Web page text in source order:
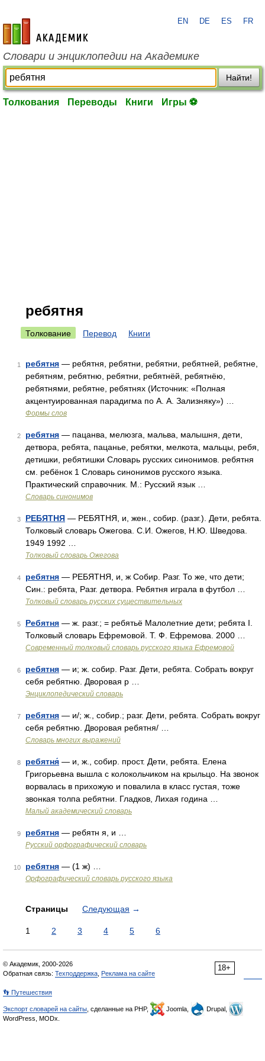
academic.ru
EN DE ES FR
Словари и энциклопедии на Академике
Найти!
Толкования Переводы Книги Игры ⚽
ребятня
Толкование Перевод Книги
1 ребятня — ребятня, ребятни, ребятни, ребятней, ребятне,
ребятням, ребятню, ребятни, ребятнёй, ребятнёю,
ребятнями, ребятне, ребятнях (Источник: «Полная
акцентуированная парадигма по А. А. Зализняку») …
Формы слов
2 ребятня — пацанва, мелюзга, мальва, малышня, дети,
детвора, ребята, пацанье, ребятки, мелкота, мальцы, ребя,
детишки, ребятишки Словарь русских синонимов. ребятня
см. ребёнок 1 Словарь синонимов русского языка.
Практический справочник. М.: Русский язык …
Словарь синонимов
3 РЕБЯТНЯ — РЕБЯТНЯ, и, жен., собир. (разг.). Дети, ребята.
Толковый словарь Ожегова. С.И. Ожегов, Н.Ю. Шведова.
1949 1992 …
Толковый словарь Ожегова
4 ребятня — РЕБЯТНЯ, и, ж Собир. Разг. То же, что дети;
Син.: ребята, Разг. детвора. Ребятня играла в футбол …
Толковый словарь русских существительных
5 Ребятня — ж. разг.; = ребятьё Малолетние дети; ребята I.
Толковый словарь Ефремовой. Т. Ф. Ефремова. 2000 …
Современный толковый словарь русского языка Ефремовой
6 ребятня — и; ж. собир. Разг. Дети, ребята. Собрать вокруг
себя ребятню. Дворовая р …
Энциклопедический словарь
7 ребятня — и/; ж., собир.; разг. Дети, ребята. Собрать вокруг
себя ребятню. Дворовая ребятня/ …
Словарь многих выражений
8 ребятня́ — и, ж., собир. прост. Дети, ребята. Елена
Григорьевна вышла с колокольчиком на крыльцо. На звонок
ворвалась в прихожую и повалила в класс густая, тоже
звонкая толпа ребятни. Гладков, Лихая година …
Малый академический словарь
9 ребятня — ребятн я, и …
Русский орфографический словарь
10 ребятня — (1 ж) …
Орфографический словарь русского языка
Страницы Следующая →
1 2 3 4 5 6
18+
© Академик, 2000-2026
Обратная связь: Техподдержка Реклама на сайте
👣 Путешествия
Экспорт словарей на сайты , сделанные на PHP, Joomla,
Drupal,
WordPress, MODx.